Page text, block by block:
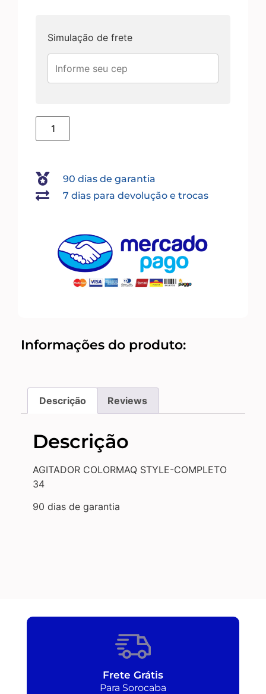
Simulação de frete
90 dias de garantia
7 dias para devolução e trocas
Informações do produto:
Descrição Reviews
Descrição
AGITADOR COLORMAQ STYLE-COMPLETO
34
90 dias de garantia
Frete Grátis
Para Sorocaba